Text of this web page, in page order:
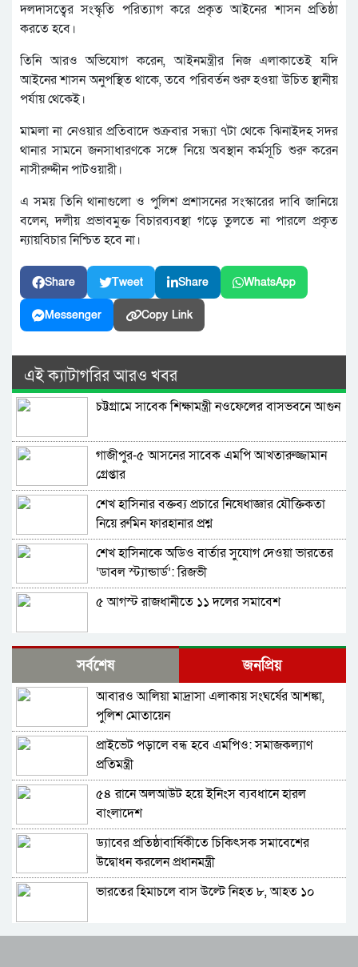
দলদাসত্বের সংস্কৃতি পরিত্যাগ করে প্রকৃত আইনের শাসন প্রতিষ্ঠা
করতে হবে।
তিনি আরও অভিযোগ করেন, আইনমন্ত্রীর নিজ এলাকাতেই যদি
আইনের শাসন অনুপস্থিত থাকে, তবে পরিবর্তন শুরু হওয়া উচিত স্থানীয়
পর্যায় থেকেই।
মামলা না নেওয়ার প্রতিবাদে শুক্রবার সন্ধ্যা ৭টা থেকে ঝিনাইদহ সদর
থানার সামনে জনসাধারণকে সঙ্গে নিয়ে অবস্থান কর্মসূচি শুরু করেন
নাসীরুদ্দীন পাটওয়ারী।
এ সময় তিনি থানাগুলো ও পুলিশ প্রশাসনের সংস্কারের দাবি জানিয়ে
বলেন, দলীয় প্রভাবমুক্ত বিচারব্যবস্থা গড়ে তুলতে না পারলে প্রকৃত
ন্যায়বিচার নিশ্চিত হবে না।
Share Tweet Share WhatsApp
Messenger Copy Link
এই ক্যাটাগরির আরও খবর
চট্টগ্রামে সাবেক শিক্ষামন্ত্রী নওফেলের বাসভবনে আগুন
গাজীপুর-৫ আসনের সাবেক এমপি আখতারুজ্জামান
গ্রেপ্তার
শেখ হাসিনার বক্তব্য প্রচারে নিষেধাজ্ঞার যৌক্তিকতা
নিয়ে রুমিন ফারহানার প্রশ্ন
শেখ হাসিনাকে অডিও বার্তার সুযোগ দেওয়া ভারতের
‘ডাবল স্ট্যান্ডার্ড’: রিজভী
৫ আগস্ট রাজধানীতে ১১ দলের সমাবেশ
শেখ হাসিনার সঙ্গে সংবাদ সম্মেলনে থাকছেন সজীব
ওয়াজেদ জয়
ক্ষমতাচ্যুতির দুই বছর: ৫ অগাস্ট ‘ভার্চুয়ালি সামনে
আসছেন’ হাসিনা
১১ দলের লিয়াজোঁ কমিটির বৈঠক, ৫ আগস্ট সমাবেশ
হাতকড়া আমাদের কাছে নববধূর চুড়ির মতো: কাদের
সিদ্দিকী
শাপলা চত্বর ‘গণহত্যা’ মামলায় লতিফ সিদ্দিকী গ্রেপ্তার
চুনারুঘাটের হত্যাচেষ্টা মামলায় ব্যারিস্টার সুমনের
সর্বশেষ জনপ্রিয়
আবারও আলিয়া মাদ্রাসা এলাকায় সংঘর্ষের আশঙ্কা,
পুলিশ মোতায়েন
প্রাইভেট পড়ালে বন্ধ হবে এমপিও: সমাজকল্যাণ
প্রতিমন্ত্রী
৫৪ রানে অলআউট হয়ে ইনিংস ব্যবধানে হারল
বাংলাদেশ
ড্যাবের প্রতিষ্ঠাবার্ষিকীতে চিকিৎসক সমাবেশের
উদ্বোধন করলেন প্রধানমন্ত্রী
ভারতের হিমাচলে বাস উল্টে নিহত ৮, আহত ১০
ট্রাম্পের ‘অবৈধ ইরান যুদ্ধ’ বন্ধে মার্কিন সিনেটরদের